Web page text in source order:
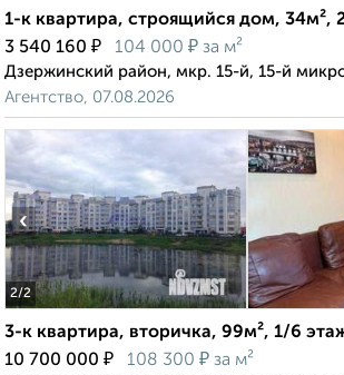
1-к квартира, строящийся дом, 34м²,
3 540 160 ₽ 104 000 ₽ за м²
Дзержинский район, мкр. 15-й, 15-й
Агентство, 07.08.2026
2/2
‹
3-к квартира, вторичка, 99м², 1/6
10 700 000 ₽ 108 300 ₽ за м²